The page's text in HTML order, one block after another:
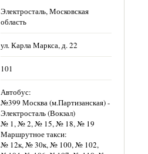
Электросталь, Московская
область
ул. Карла Маркса, д. 22
101
Автобус:
№399 Москва (м.Партизанская) -
Электросталь (Вокзал)
№ 1, № 2, № 15, № 18, № 19
Маршрутное такси:
№ 12к, № 30к, № 100, № 102,